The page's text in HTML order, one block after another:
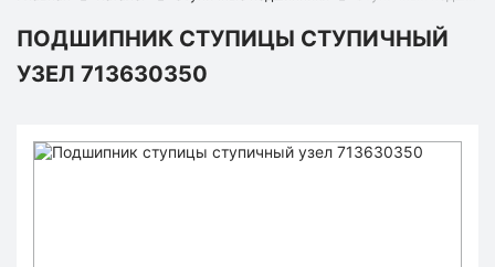
ПОДШИПНИК СТУПИЦЫ СТУПИЧНЫЙ
УЗЕЛ 713630350